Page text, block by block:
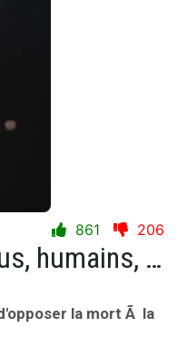
861 206
La mort est l'aÃ®nÃ©e, la vie sa cadette ; nous, humains, avons tort d'opposer la mort Ã la vie.
la mort Ã la